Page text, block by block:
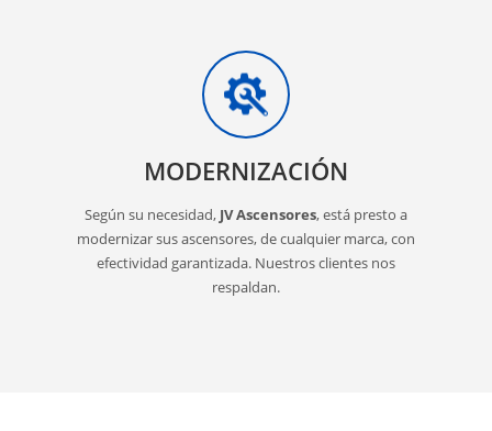
MODERNIZACIÓN
Según su necesidad, JV Ascensores, está presto a
modernizar sus ascensores, de cualquier marca, con
efectividad garantizada. Nuestros clientes nos
respaldan.